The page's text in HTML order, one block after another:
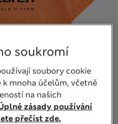
soukromí
soubory cookie
mnoha účelům, včetně
na našich
zásady používání
přečíst zde.